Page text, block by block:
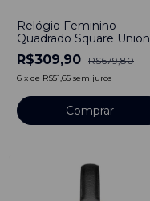
Relógio Feminino
Quadrado Square Union
Gold Full Black Aço
inoxidável
R$309,90 R$679,80
6 x de R$51,65 sem juros
Comprar